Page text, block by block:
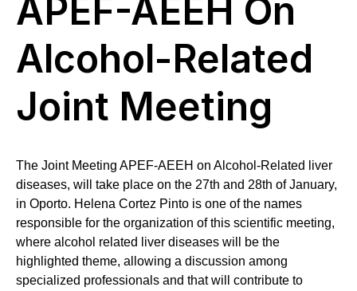
APEF-AEEH On
Alcohol-Related
Joint Meeting
The Joint Meeting APEF-AEEH on Alcohol-Related liver
diseases, will take place on the 27th and 28th of January,
in Oporto. Helena Cortez Pinto is one of the names
responsible for the organization of this scientific meeting,
where alcohol related liver diseases will be the
highlighted theme, allowing a discussion among
specialized professionals and that will contribute to